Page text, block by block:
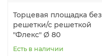
Торцевая площадка без
решетки/с решеткой
"Флекс" Ø 80
Есть в наличии